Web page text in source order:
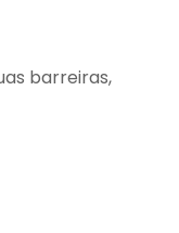
barreiras,